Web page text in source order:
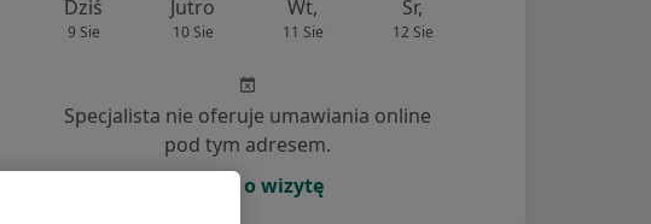
Dziś
9 Sie
Jutro
10 Sie
Wt,
11 Sie
Śr,
12 Sie
Specjalista nie oferuje umawiania online
pod tym adresem.
Poproś o wizytę